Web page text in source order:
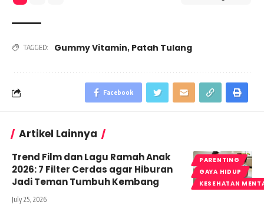
TAGGED: Gummy Vitamin, Patah Tulang
Facebook
Artikel Lainnya
PARENTING
GAYA HIDUP
KESEHATAN
Trend Film dan Lagu Ramah Anak
2026: 7 Filter Cerdas agar Hiburan
Jadi Teman Tumbuh Kembang
July 25, 2026